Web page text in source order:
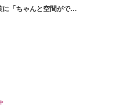
に「ちゃんと空間ができ